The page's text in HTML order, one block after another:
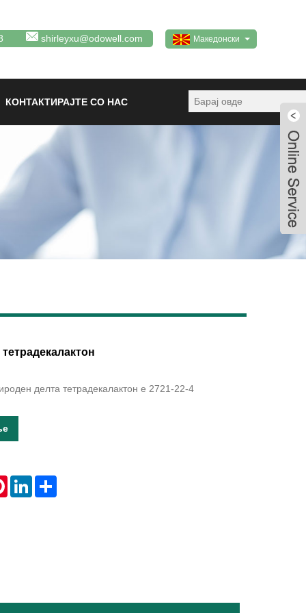
Македонски
shirleyxu@odowell.com
КОНТАКТИРАЈТЕ СО НАС
делта тетрадекалактон е 2721-22-4
PinterestLinkedInShare